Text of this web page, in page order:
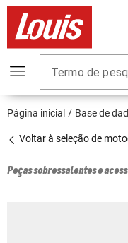
Termo de
Página inicial Base de
Voltar à seleção de
Peças sobressalentes e